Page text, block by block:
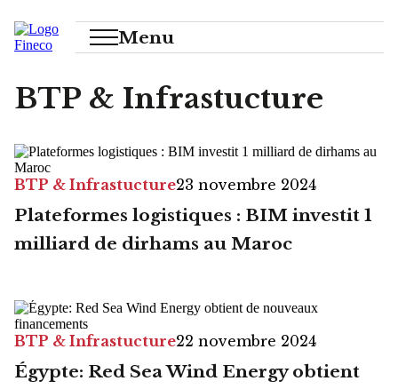
Menu
BTP & Infrastucture
BTP & Infrastucture23 novembre 2024
Plateformes logistiques : BIM investit 1
milliard de dirhams au Maroc
BTP & Infrastucture22 novembre 2024
Égypte: Red Sea Wind Energy obtient